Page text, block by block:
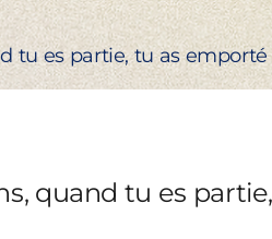
tu es partie, tu as
quand tu es